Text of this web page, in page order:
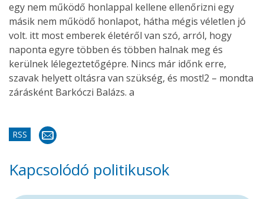
egy nem működő honlappal kellene ellenőrizni egy
másik nem működő honlapot, hátha mégis véletlen jó
volt. itt most emberek életéről van szó, arról, hogy
naponta egyre többen és többen halnak meg és
kerülnek lélegeztetőgépre. Nincs már időnk erre,
szavak helyett oltásra van szükség, és most!2 – mondta
zárásként Barkóczi Balázs. a
RSS
Kapcsolódó politikusok